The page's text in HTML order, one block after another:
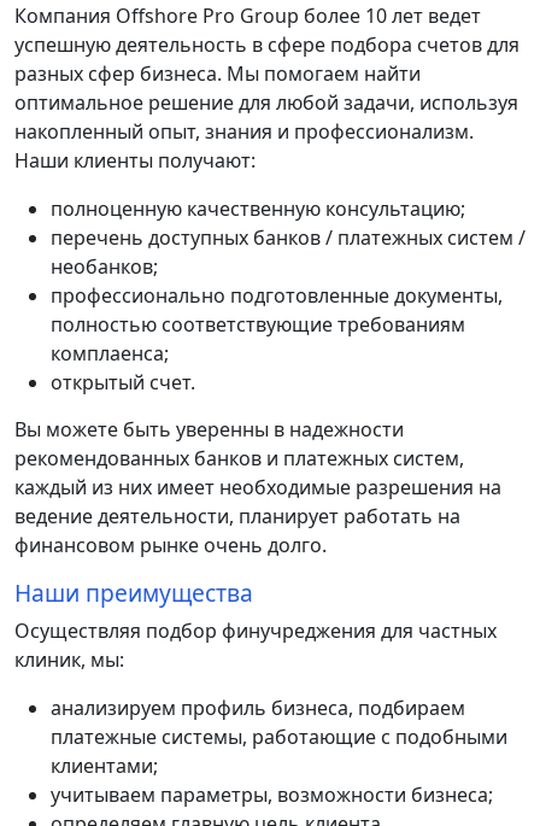
Компания Offshore Pro Group более 10 лет ведет
успешную деятельность в сфере подбора счетов для
разных сфер бизнеса. Мы помогаем найти
оптимальное решение для любой задачи, используя
накопленный опыт, знания и профессионализм.
Наши клиенты получают:
полноценную качественную консультацию;
перечень доступных банков / платежных систем /
необанков;
профессионально подготовленные документы,
полностью соответствующие требованиям
комплаенса;
открытый счет.
Вы можете быть уверенны в надежности
рекомендованных банков и платежных систем,
каждый из них имеет необходимые разрешения на
ведение деятельности, планирует работать на
финансовом рынке очень долго.
Наши преимущества
Осуществляя подбор финучреджения для частных
клиник, мы:
анализируем профиль бизнеса, подбираем
платежные системы, работающие с подобными
клиентами;
учитываем параметры, возможности бизнеса;